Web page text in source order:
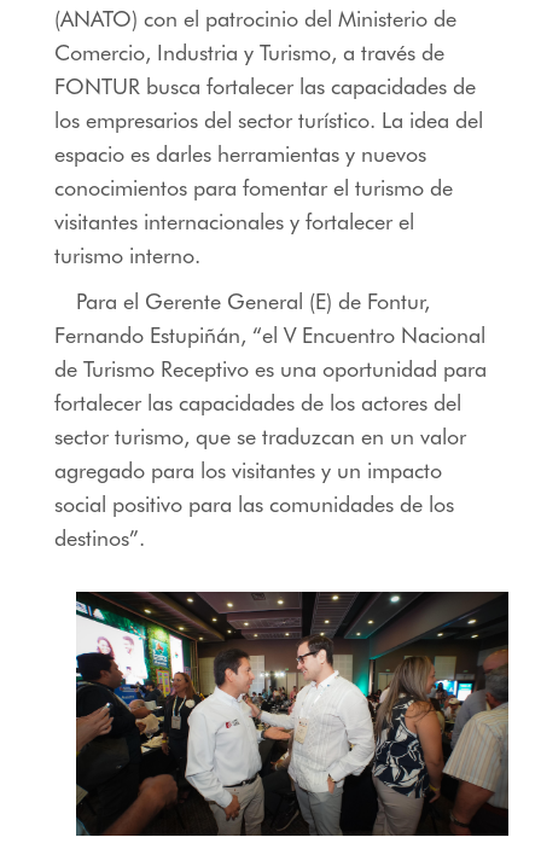
(ANATO) con el patrocinio del Ministerio de
Comercio, Industria y Turismo, a través de
FONTUR busca fortalecer las capacidades de
los empresarios del sector turístico. La idea del
espacio es darles herramientas y nuevos
conocimientos para fomentar el turismo de
visitantes internacionales y fortalecer el
turismo interno.
Para el Gerente General (E) de Fontur,
Fernando Estupiñán, “el V Encuentro Nacional
de Turismo Receptivo es una oportunidad para
fortalecer las capacidades de los actores del
sector turismo, que se traduzcan en un valor
agregado para los visitantes y un impacto
social positivo para las comunidades de los
destinos”.